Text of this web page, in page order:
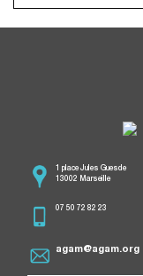
1 place Jules Guesde
13002 Marseille
07 50 72 82 23
agam@agam.org